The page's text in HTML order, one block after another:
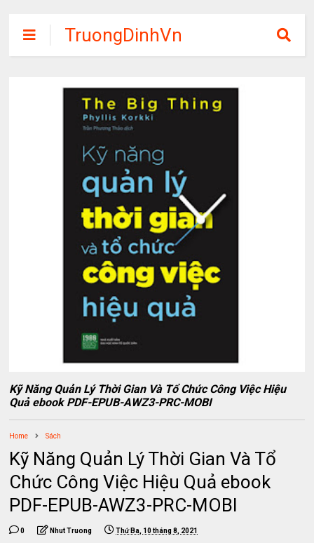
TruongDinhVn
Chia sẽ ebook,
phần mềm học
tập miễn phí
Kỹ Năng Quản Lý Thời Gian Và Tổ Chức Công Việc Hiệu
Quả ebook PDF-EPUB-AWZ3-PRC-MOBI
Home Sách
Kỹ Năng Quản Lý Thời Gian Và Tổ
Chức Công Việc Hiệu Quả ebook
PDF-EPUB-AWZ3-PRC-MOBI
0 Nhut Truong Thứ Ba, 10 tháng 8, 2021